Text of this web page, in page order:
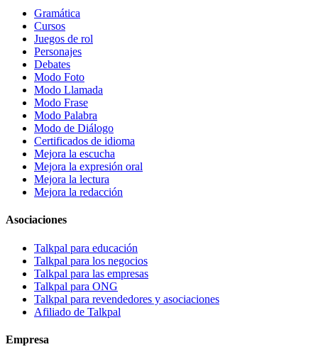
Gramática
Cursos
Juegos de rol
Personajes
Debates
Modo Foto
Modo Llamada
Modo Frase
Modo Palabra
Modo de Diálogo
Certificados de idioma
Mejora la escucha
Mejora la expresión oral
Mejora la lectura
Mejora la redacción
Asociaciones
Talkpal para educación
Talkpal para los negocios
Talkpal para las empresas
Talkpal para ONG
Talkpal para revendedores y asociaciones
Afiliado de Talkpal
Empresa